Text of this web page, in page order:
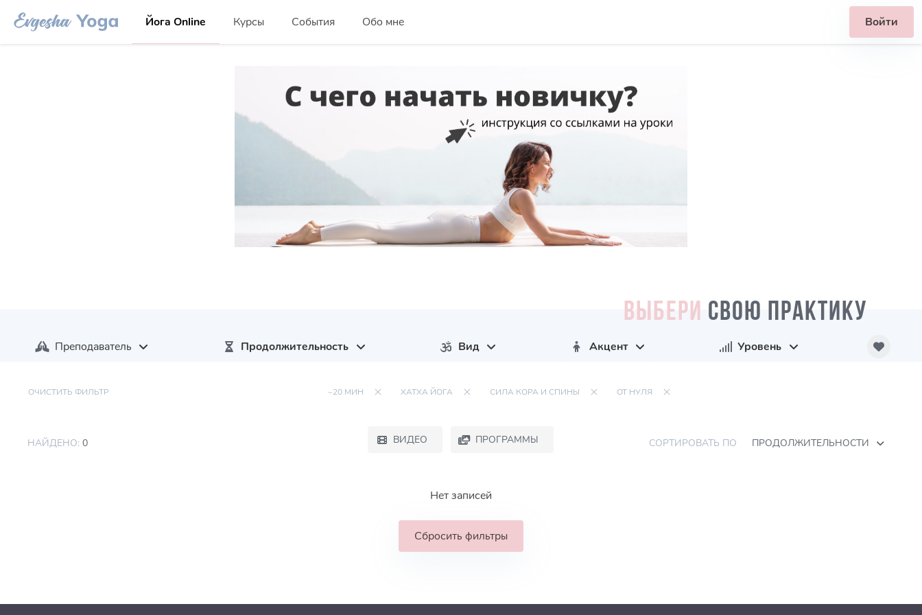
Йога Online Курсы События Обо мне Войти
ВЫБЕРИ СВОЮ ПРАКТИКУ
Преподаватель Продолжительность Вид Акцент Уровень
ОЧИСТИТЬ ФИЛЬТР ~20 МИН ХАТХА ЙОГА СИЛА КОРА И СПИНЫ ОТ НУЛЯ
НАЙДЕНО: 0 ВИДЕО ПРОГРАММЫ СОРТИРОВАТЬ ПО ПРОДОЛЖИТЕЛЬНОСТИ
Нет записей
Сбросить фильтры